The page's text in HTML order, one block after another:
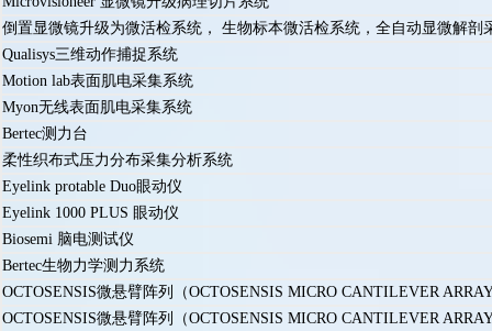
倒置显微镜升级为微活检系统， 生物标本微活检系统，全自动显微解剖
Qualisys三维动作捕捉系统
Motion lab表面肌电采集系统
Myon无线表面肌电采集系统
Bertec测力台
柔性织布式压力分布采集分析系统
Eyelink protable Duo眼动仪
Eyelink 1000 PLUS 眼动仪
Biosemi 脑电测试仪
Bertec生物力学测力系统
OCTOSENSIS微悬臂阵列（OCTOSENSIS MICRO CANTILEVER
OCTOSENSIS微悬臂阵列（OCTOSENSIS MICRO CANTILEVER